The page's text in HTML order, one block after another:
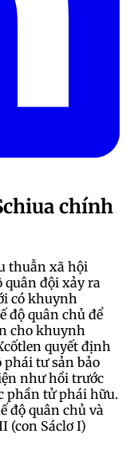
chính
thuẫn xã hội
quân đội xảy ra
có khuynh
độ quân chủ để
cho khuynh
quyết định
tư sản bảo
như hồi trước
phần tử phái hữu.
độ quân chủ và
(con Sáclơ I)